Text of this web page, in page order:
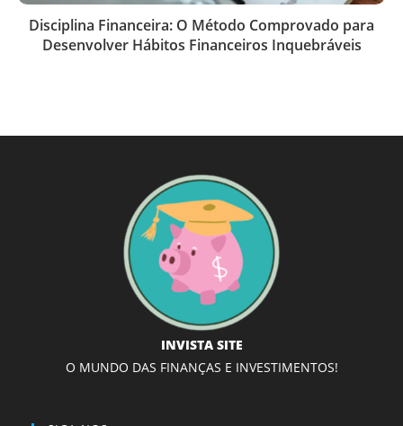
Disciplina Financeira: O Método Comprovado para
Desenvolver Hábitos Financeiros Inquebráveis
INVISTA SITE
O MUNDO DAS FINANÇAS E INVESTIMENTOS!